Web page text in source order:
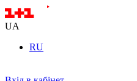
UA
RU